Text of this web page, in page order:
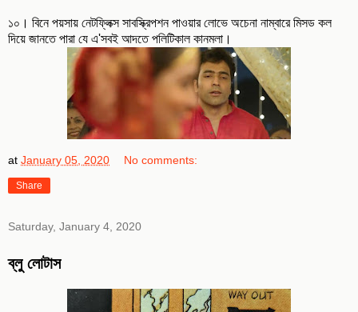
১০। বিনে পয়সায় নেটফ্লিক্স সাবস্ক্রিপশন পাওয়ার লোভে অচেনা নাম্বারে মিসড কল
দিয়ে জানতে পারা যে এ'সবই আদতে পলিটিকাল কানমলা।
at January 05, 2020 No comments:
Share
Saturday, January 4, 2020
ব্লু লোটাস